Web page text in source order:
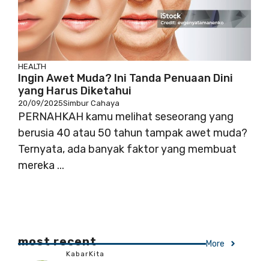
HEALTH
Ingin Awet Muda? Ini Tanda Penuaan Dini
yang Harus Diketahui
20/09/2025Simbur Cahaya
PERNAHKAH kamu melihat seseorang yang
berusia 40 atau 50 tahun tampak awet muda?
Ternyata, ada banyak faktor yang membuat
mereka ...
most recent More
KabarKita